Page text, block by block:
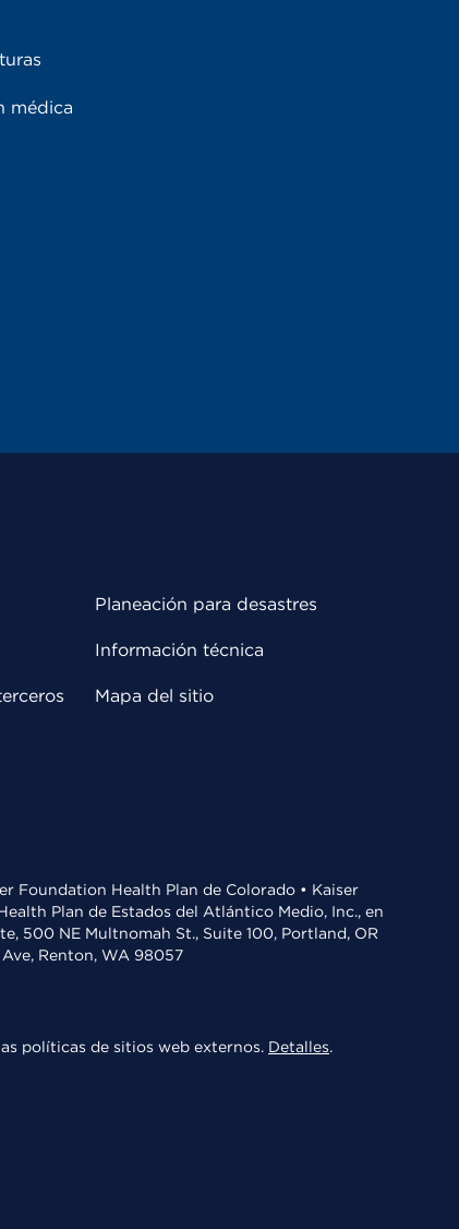
médica
Planeación para desastres
Información técnica
Mapa del sitio
Foundation Health Plan de Colorado • Kaiser
Plan de Estados del Atlántico Medio, Inc., en
500 NE Multnomah St., Suite 100, Portland, OR
Renton, WA 98057
políticas de sitios web externos. Detalles.